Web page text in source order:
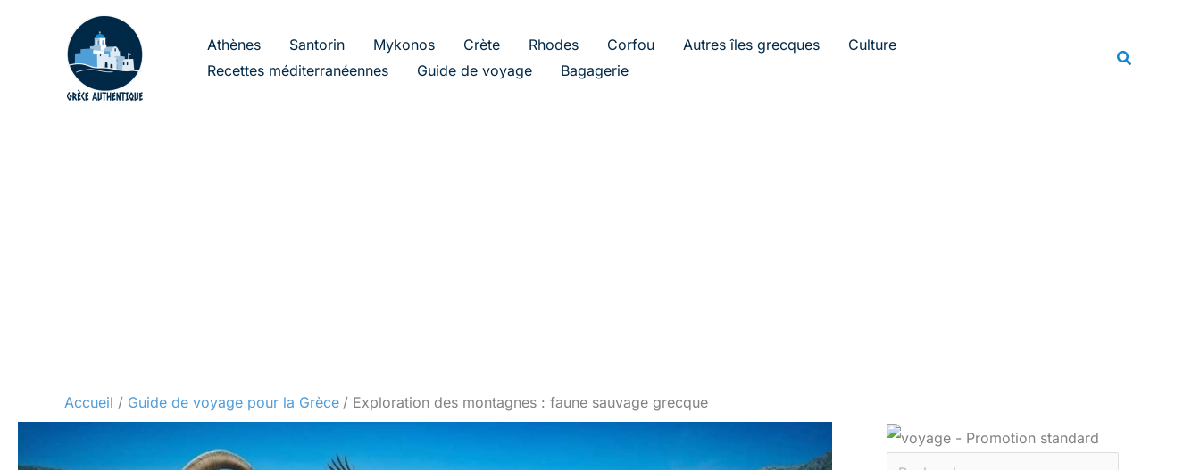
Athènes Santorin Mykonos Crète Rhodes Corfou Autres îles grecques
Culture
Recettes méditerranéennes
Guide de voyage Bagagerie
Accueil Guide de voyage pour la Grèce Exploration des montagnes : faune sauvage grecque